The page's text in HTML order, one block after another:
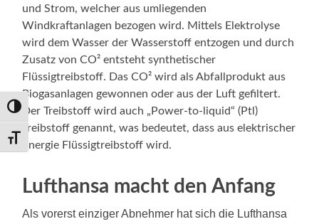
Umschalten auf hohe Kontraste
Schrift vergrößern
und Strom, welcher aus umliegenden
Windkraftanlagen bezogen wird. Mittels Elektrolyse
wird dem Wasser der Wasserstoff entzogen und durch
Zusatz von CO² entsteht synthetischer
Flüssigtreibstoff. Das CO² wird als Abfallprodukt aus
Biogasanlagen gewonnen oder aus der Luft gefiltert.
Der Treibstoff wird auch „Power-to-liquid“ (Ptl)
Treibstoff genannt, was bedeutet, dass aus elektrischer
Energie Flüssigtreibstoff wird.
Lufthansa macht den Anfang
Als vorerst einziger Abnehmer hat sich die Lufthansa